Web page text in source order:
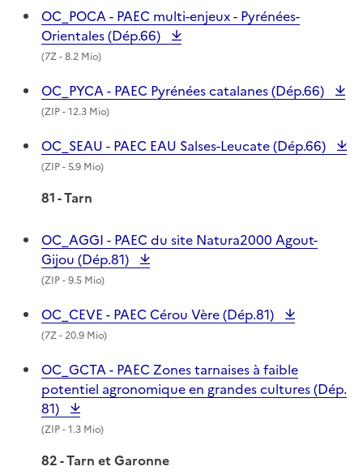
OC_POCA - PAEC multi-enjeux - Pyrénées-
Orientales (Dép.66)
(7Z- 8.2 Mio)
OC_PYCA - PAEC Pyrénées catalanes (Dép.66)
(ZIP- 12.3 Mio)
OC_SEAU - PAEC EAU Salses-Leucate (Dép.66)
(ZIP- 5.9 Mio)
81 - Tarn
OC_AGGI - PAEC du site Natura2000 Agout-
Gijou (Dép.81)
(ZIP- 9.5 Mio)
OC_CEVE - PAEC Cérou Vère (Dép.81)
(7Z- 20.9 Mio)
OC_GCTA - PAEC Zones tarnaises à faible
potentiel agronomique en grandes cultures (Dép.
81)
(ZIP- 1.3 Mio)
82 - Tarn et Garonne